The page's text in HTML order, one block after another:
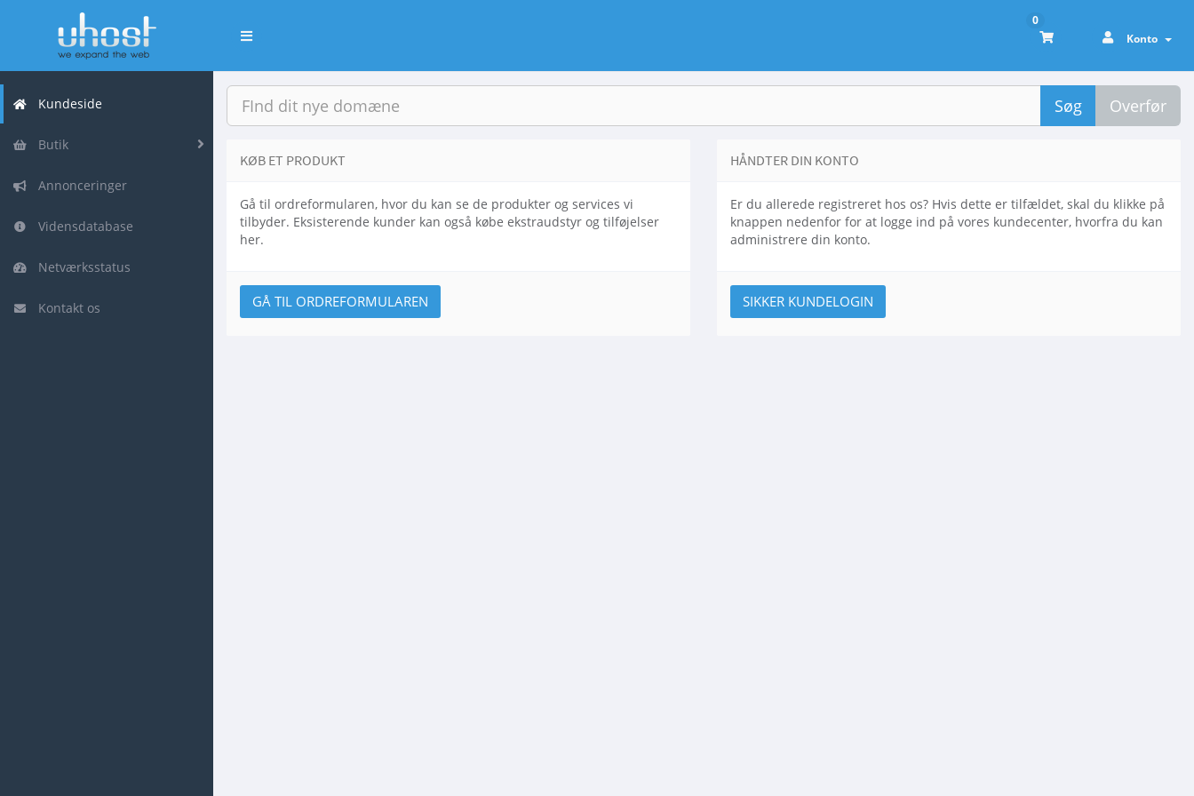
Skift
0
Konto
Kundeside
Butik
Annonceringer
Vidensdatabase
Netværksstatus
Kontakt os
Søg Overfør
KØB ET PRODUKT
Gå til ordreformularen, hvor du kan se de produkter og services vi
tilbyder. Eksisterende kunder kan også købe ekstraudstyr og tilføjelser
her.
GÅ TIL ORDREFORMULAREN
HÅNDTER DIN KONTO
Er du allerede registreret hos os? Hvis dette er tilfældet, skal du klikke på
knappen nedenfor for at logge ind på vores kundecenter, hvorfra du kan
administrere din konto.
SIKKER KUNDELOGIN